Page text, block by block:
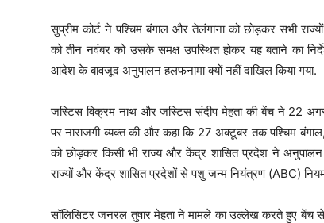
सुप्रीम कोर्ट ने पश्चिम बंगाल और तेलंगाना को छोड़कर सभी
को तीन नवंबर को उसके समक्ष उपस्थित होकर यह बताने का
आदेश के बावजूद अनुपालन हलफनामा क्यों नहीं दाखिल किया गया.
जस्टिस विक्रम नाथ और जस्टिस संदीप मेहता की बेंच ने 22
पर नाराजगी व्यक्त की और कहा कि 27 अक्टूबर तक पश्चिम
को छोड़कर किसी भी राज्य और केंद्र शासित प्रदेश ने अनुपालन
राज्यों और केंद्र शासित प्रदेशों से पशु जन्म नियंत्रण (ABC)
सॉलिसिटर जनरल तुषार मेहता ने मामले का उल्लेख करते हुए बेंच से